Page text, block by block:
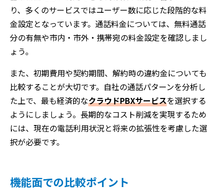
り、多くのサービスではユーザー数に応じた段階的な料
金設定となっています。通話料金については、無料通話
分の有無や市内・市外・携帯宛の料金設定を確認しまし
ょう。
また、初期費用や契約期間、解約時の違約金についても
比較することが大切です。自社の通話パターンを分析し
た上で、最も経済的なクラウドPBXサービスを選択する
ようにしましょう。長期的なコスト削減を実現するため
には、現在の電話利用状況と将来の拡張性を考慮した選
択が必要です。
機能面での比較ポイント